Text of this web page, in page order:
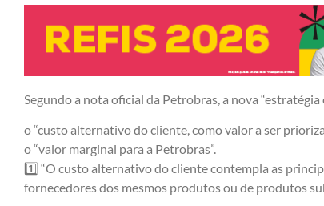
Segundo a nota oficial da Petrobras, a nova
o “custo alternativo do cliente, como valor a ser
o “valor marginal para a Petrobras”.
1️⃣ “O custo alternativo do cliente contempla as
fornecedores dos mesmos produtos ou de produtos